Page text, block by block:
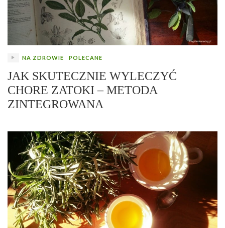
NA ZDROWIE POLECANE
JAK SKUTECZNIE WYLECZYĆ
CHORE ZATOKI – METODA
ZINTEGROWANA